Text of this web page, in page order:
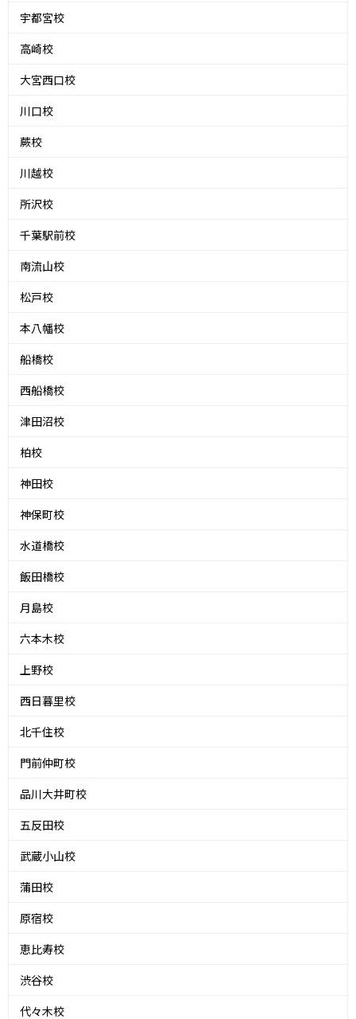
宇都宮校
高崎校
大宮西口校
川口校
蕨校
川越校
所沢校
千葉駅前校
南流山校
松戸校
本八幡校
船橋校
西船橋校
津田沼校
柏校
神田校
神保町校
水道橋校
飯田橋校
月島校
六本木校
上野校
西日暮里校
北千住校
門前仲町校
品川大井町校
五反田校
武蔵小山校
蒲田校
原宿校
恵比寿校
渋谷校
代々木校